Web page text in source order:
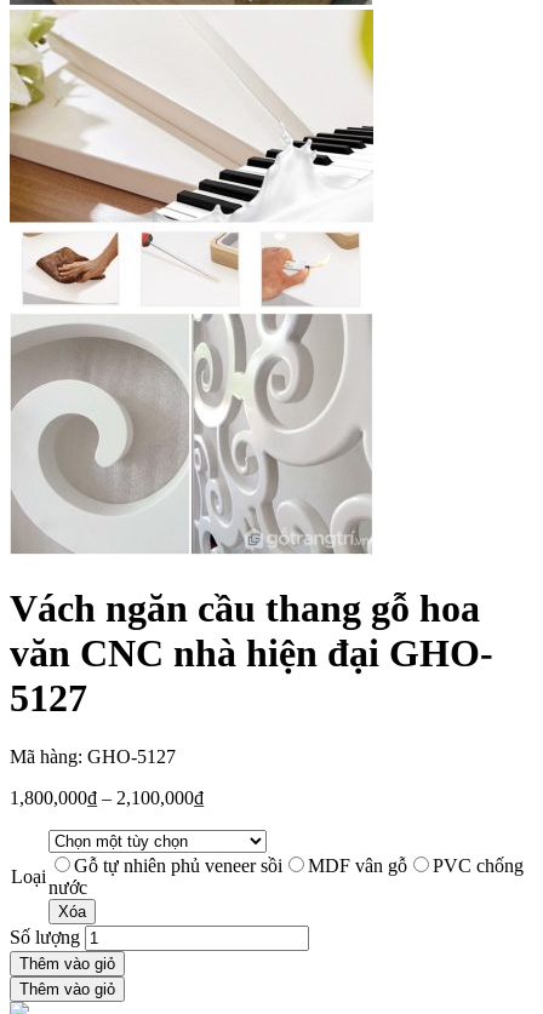
Vách ngăn cầu thang gỗ hoa
văn CNC nhà hiện đại GHO-
5127
Mã hàng: GHO-5127
1,800,000₫ – 2,100,000₫
Loại
Gỗ tự nhiên phủ veneer sồi MDF vân gỗ
PVC chống
nước
Xóa
Số lượng
Thêm vào giỏ
Thêm vào giỏ